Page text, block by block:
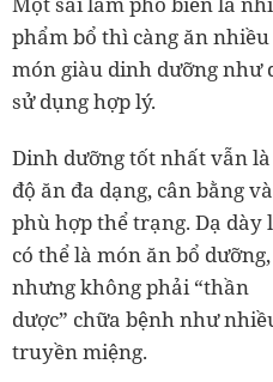
phẩm bổ thì càng ăn
món giàu dinh dưỡng như
sử dụng hợp lý.
Dinh dưỡng tốt nhất vẫn là
độ ăn đa dạng, cân bằng và
phù hợp thể trạng. Dạ dày
có thể là món ăn bổ dưỡng,
nhưng không phải “thần
dược” chữa bệnh như
truyền miệng.